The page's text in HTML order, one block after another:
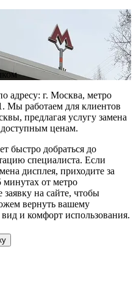
адресу: г. Москва, метро
Мы работаем для клиентов
предлагая услугу замена
доступным ценам.
быстро добраться до
специалиста. Если
дисплея, приходите за
минутах от метро
на сайте, чтобы
вернуть вашему
и комфорт использования.